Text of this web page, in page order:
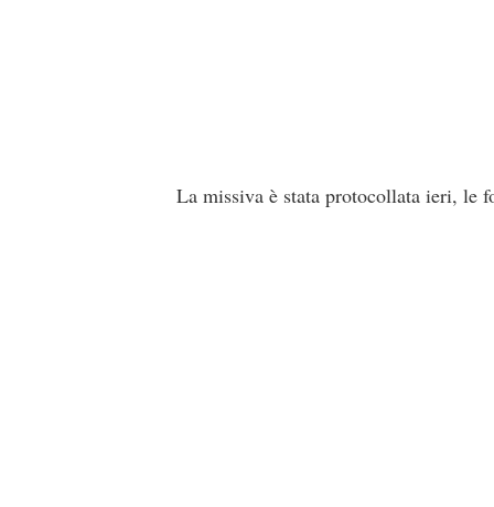
La missiva è stata protocollata ieri, le